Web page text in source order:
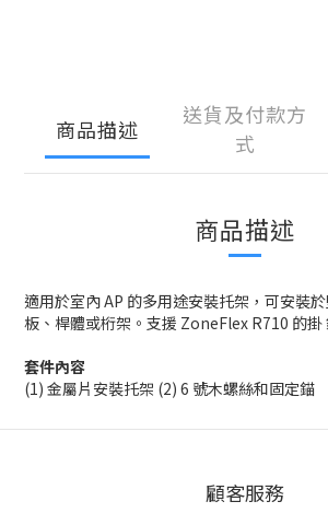
商品描述
送貨及付款方
式
商品描述
適用於室內 AP 的多用途安裝托架，可安裝
板、桿體或桁架。支援 ZoneFlex R710 的掛
套件內容
(1) 金屬片安裝托架 (2) 6 號木螺絲和固定錨
顧客服務